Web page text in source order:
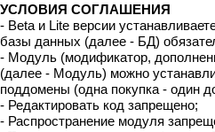
УСЛОВИЯ СОГЛАШЕНИЯ
- Beta и Lite версии
базы данных (далее - БД)
- Модуль (модификатор,
(далее - Модуль) можно
поддомены (одна покупка - один
- Редактировать код запрещено;
- Распространение модуля